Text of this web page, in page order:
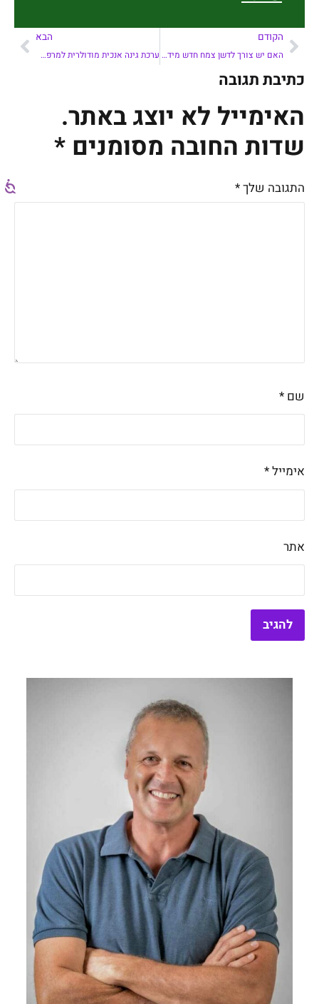
הקודם
האם יש צורך לדשן צמח חדש מיד עם שתילה?
הבא
ערכת גינה אנכית מודולרית למרפסת
כתיבת תגובה
האימייל לא יוצג באתר.
שדות החובה מסומנים *
התגובה שלך*
שם *
אימייל*
אתר